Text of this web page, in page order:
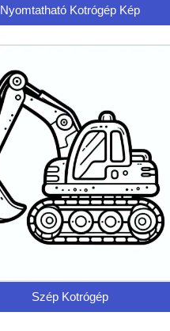
Nyomtatható Kotrógép Kép
Szép Kotrógép